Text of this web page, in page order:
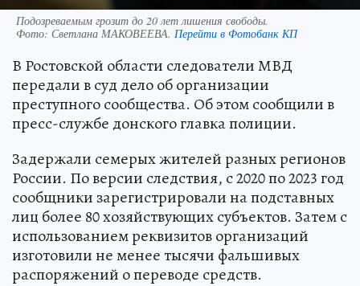
Подозреваемым грозит до 20 лет лишения свободы.
Фото: Светлана МАКОВЕЕВА. Перейти в Фотобанк КП
В Ростовской области следователи МВД
передали в суд дело об организации
преступного сообщества. Об этом сообщили в
пресс-службе донского главка полиции.
Задержали семерых жителей разных регионов
России. По версии следствия, с 2020 по 2023 год
сообщники зарегистрировали на подставных
лиц более 80 хозяйствующих субъектов. Затем с
использованием реквизитов организаций
изготовили не менее тысячи фальшивых
распоряжений о переводе средств.